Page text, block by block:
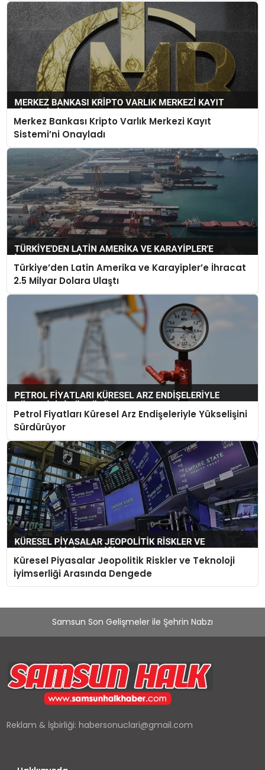
Merkez Bankası Kripto Varlık Merkezi Kayıt
Sistemi’ni Onayladı
Türkiye’den Latin Amerika ve Karayipler’e İhracat
2.5 Milyar Dolara Ulaştı
Petrol Fiyatları Küresel Arz Endişeleriyle Yükselişini
Sürdürüyor
Küresel Piyasalar Jeopolitik Riskler ve Teknoloji
İyimserliği Arasında Dengede
Samsun Son Gelişmeler ile Şehrin Nabzı
Reklam & İşbirliği:habersonuclari@gmail.com